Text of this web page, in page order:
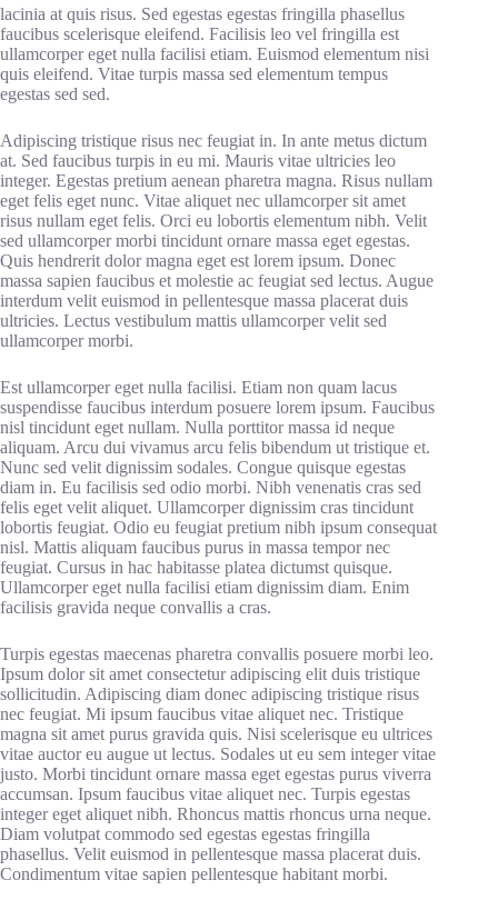
lacinia at quis risus. Sed egestas egestas fringilla phasellus
faucibus scelerisque eleifend. Facilisis leo vel fringilla est
ullamcorper eget nulla facilisi etiam. Euismod elementum nisi
quis eleifend. Vitae turpis massa sed elementum tempus
egestas sed sed.
Adipiscing tristique risus nec feugiat in. In ante metus dictum
at. Sed faucibus turpis in eu mi. Mauris vitae ultricies leo
integer. Egestas pretium aenean pharetra magna. Risus nullam
eget felis eget nunc. Vitae aliquet nec ullamcorper sit amet
risus nullam eget felis. Orci eu lobortis elementum nibh. Velit
sed ullamcorper morbi tincidunt ornare massa eget egestas.
Quis hendrerit dolor magna eget est lorem ipsum. Donec
massa sapien faucibus et molestie ac feugiat sed lectus. Augue
interdum velit euismod in pellentesque massa placerat duis
ultricies. Lectus vestibulum mattis ullamcorper velit sed
ullamcorper morbi.
Est ullamcorper eget nulla facilisi. Etiam non quam lacus
suspendisse faucibus interdum posuere lorem ipsum. Faucibus
nisl tincidunt eget nullam. Nulla porttitor massa id neque
aliquam. Arcu dui vivamus arcu felis bibendum ut tristique et.
Nunc sed velit dignissim sodales. Congue quisque egestas
diam in. Eu facilisis sed odio morbi. Nibh venenatis cras sed
felis eget velit aliquet. Ullamcorper dignissim cras tincidunt
lobortis feugiat. Odio eu feugiat pretium nibh ipsum consequat
nisl. Mattis aliquam faucibus purus in massa tempor nec
feugiat. Cursus in hac habitasse platea dictumst quisque.
Ullamcorper eget nulla facilisi etiam dignissim diam. Enim
facilisis gravida neque convallis a cras.
Turpis egestas maecenas pharetra convallis posuere morbi leo.
Ipsum dolor sit amet consectetur adipiscing elit duis tristique
sollicitudin. Adipiscing diam donec adipiscing tristique risus
nec feugiat. Mi ipsum faucibus vitae aliquet nec. Tristique
magna sit amet purus gravida quis. Nisi scelerisque eu ultrices
vitae auctor eu augue ut lectus. Sodales ut eu sem integer vitae
justo. Morbi tincidunt ornare massa eget egestas purus viverra
accumsan. Ipsum faucibus vitae aliquet nec. Turpis egestas
integer eget aliquet nibh. Rhoncus mattis rhoncus urna neque.
Diam volutpat commodo sed egestas egestas fringilla
phasellus. Velit euismod in pellentesque massa placerat duis.
Condimentum vitae sapien pellentesque habitant morbi.